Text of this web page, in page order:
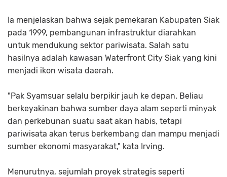
Ia menjelaskan bahwa sejak pemekaran Kabupaten Siak
pada 1999, pembangunan infrastruktur diarahkan
untuk mendukung sektor pariwisata. Salah satu
hasilnya adalah kawasan Waterfront City Siak yang kini
menjadi ikon wisata daerah.
"Pak Syamsuar selalu berpikir jauh ke depan. Beliau
berkeyakinan bahwa sumber daya alam seperti minyak
dan perkebunan suatu saat akan habis, tetapi
pariwisata akan terus berkembang dan mampu menjadi
sumber ekonomi masyarakat," kata Irving.
Menurutnya, sejumlah proyek strategis seperti